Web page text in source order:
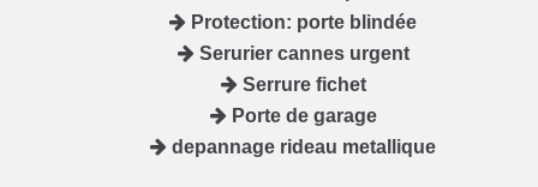
Protection: porte blindée
Serurier cannes urgent
Serrure fichet
Porte de garage
depannage rideau metallique